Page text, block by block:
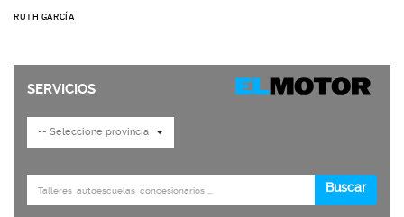
RUTH GARCÍA